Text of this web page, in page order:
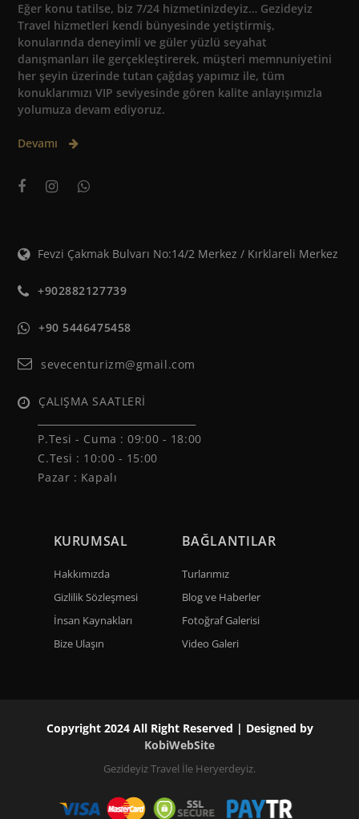
Eğer konu tatilse, biz 7/24 hizmetinizdeyiz… Gezideyiz
Travel hizmetleri kendi bünyesinde yetiştirmiş,
konularında deneyimli ve güler yüzlü seyahat
danışmanları ile gerçekleştirerek, müşteri memnuniyetini
her şeyin üzerinde tutan çağdaş yapımız ile, tüm
konuklarımızı VIP seviyesinde gören kalite anlayışımızla
yolumuza devam ediyoruz.
Devamı
Fevzi Çakmak Bulvarı No:14/2 Merkez / Kırklareli Merkez
+902882127739
+90 5446475458
sevecenturizm@gmail.com
ÇALIŞMA SAATLERİ
P.Tesi - Cuma : 09:00 - 18:00
C.Tesi : 10:00 - 15:00
Pazar : Kapalı
KURUMSAL
Hakkımızda
Gizlilik Sözleşmesi
İnsan Kaynakları
Bize Ulaşın
BAĞLANTILAR
Turlarımız
Blog ve Haberler
Fotoğraf Galerisi
Video Galeri
Copyright 2024 All Right Reserved | Designed by
KobiWebSite
Gezideyiz Travel İle Heryerdeyiz.